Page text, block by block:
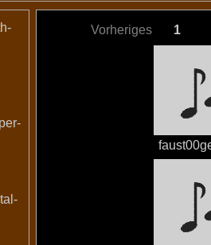
Vorheriges 1